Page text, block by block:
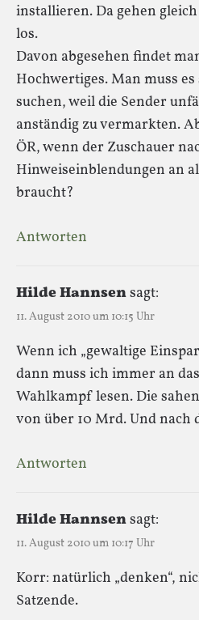
installieren. Da gehen
los.
Davon abgesehen findet
Hochwertiges. Man muss
suchen, weil die Sender
anständig zu vermarkten.
ÖR, wenn der Zuschauer
Hinweiseinblendungen an
braucht?
Antworten
Hilde Hannsensagt:
11. August 2010 um 10:15 Uhr
Wenn ich „gewaltige
dann muss ich immer an
Wahlkampf lesen. Die
von über 10 Mrd. Und nach
Antworten
Hilde Hannsensagt:
11. August 2010 um 10:17 Uhr
Korr: natürlich „denken“,
Satzende.